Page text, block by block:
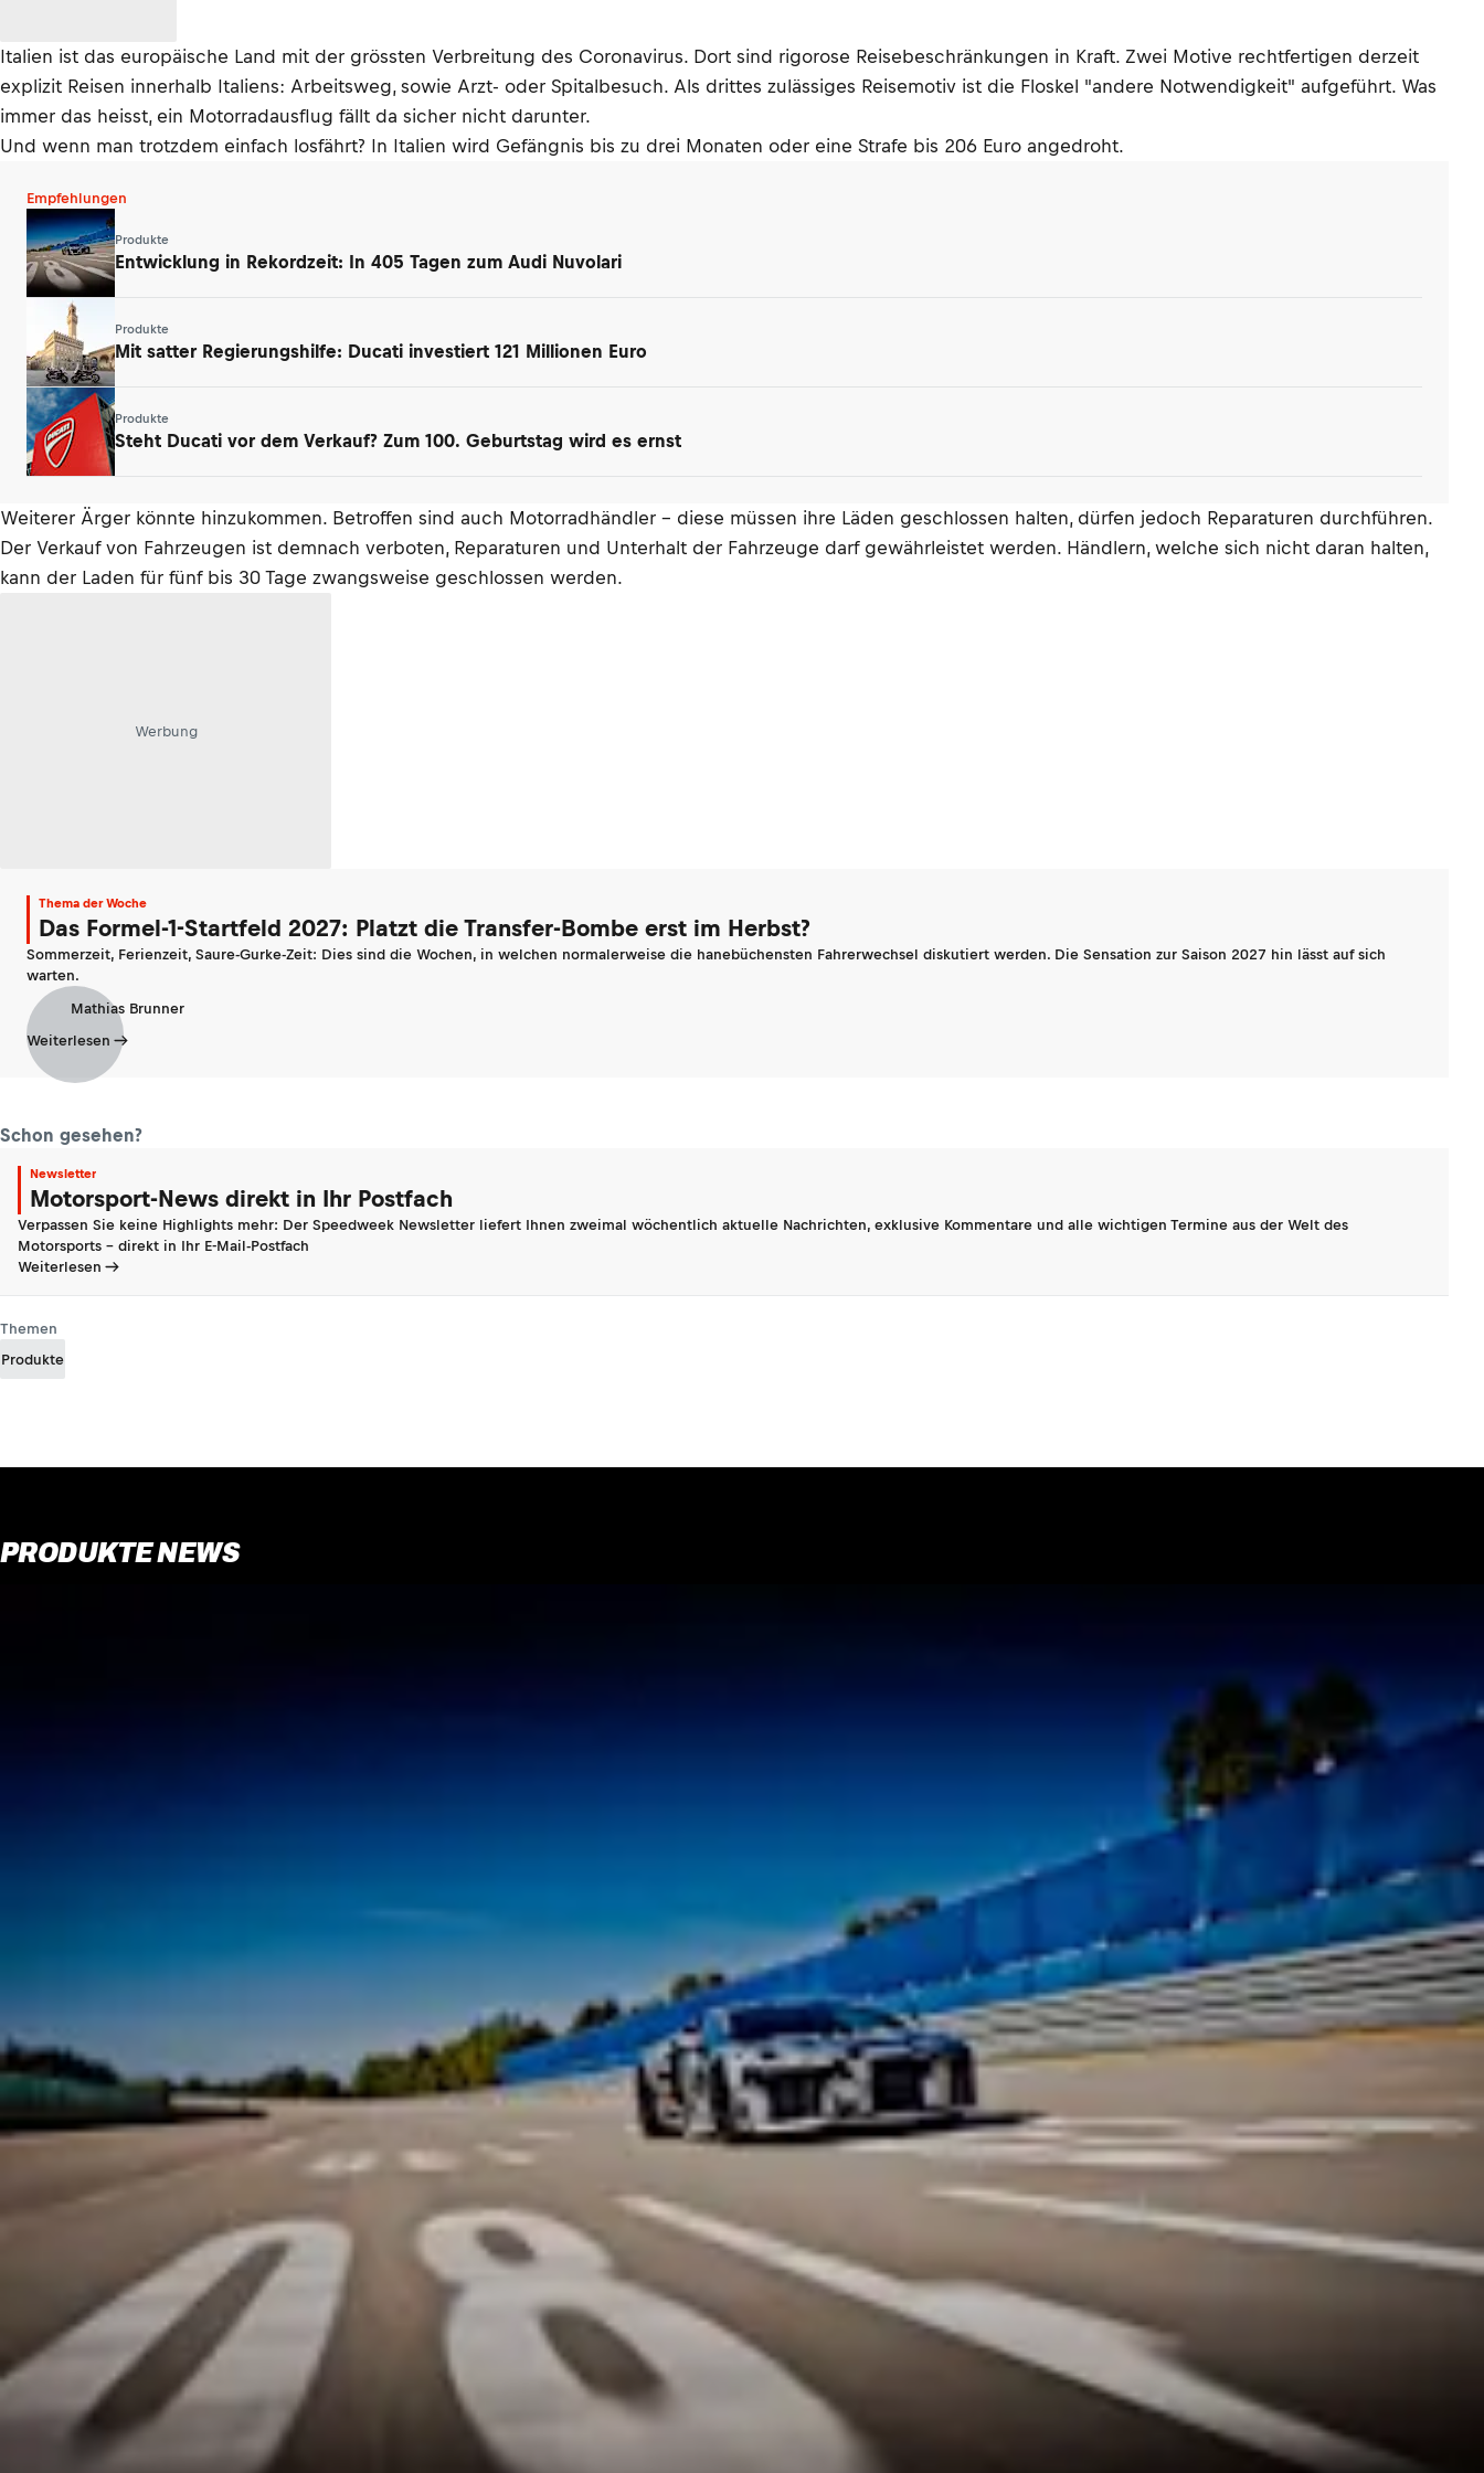
Italien ist das europäische Land mit der grössten Verbreitung des Coronavirus. Dort sind rigorose Reisebeschränkungen in Kraft. Zwei Motive rechtfertigen derzeit
explizit Reisen innerhalb Italiens: Arbeitsweg, sowie Arzt- oder Spitalbesuch. Als drittes zulässiges Reisemotiv ist die Floskel "andere Notwendigkeit" aufgeführt. Was
immer das heisst, ein Motorradausflug fällt da sicher nicht darunter.
Und wenn man trotzdem einfach losfährt? In Italien wird Gefängnis bis zu drei Monaten oder eine Strafe bis 206 Euro angedroht.
Empfehlungen
Produkte
Entwicklung in Rekordzeit: In 405 Tagen zum Audi Nuvolari
Produkte
Mit satter Regierungshilfe: Ducati investiert 121 Millionen Euro
Produkte
Steht Ducati vor dem Verkauf? Zum 100. Geburtstag wird es ernst
Weiterer Ärger könnte hinzukommen. Betroffen sind auch Motorradhändler – diese müssen ihre Läden geschlossen halten, dürfen jedoch Reparaturen durchführen.
Der Verkauf von Fahrzeugen ist demnach verboten, Reparaturen und Unterhalt der Fahrzeuge darf gewährleistet werden. Händlern, welche sich nicht daran halten,
kann der Laden für fünf bis 30 Tage zwangsweise geschlossen werden.
Werbung
Thema der Woche
Das Formel-1-Startfeld 2027: Platzt die Transfer-Bombe erst im Herbst?
Sommerzeit, Ferienzeit, Saure-Gurke-Zeit: Dies sind die Wochen, in welchen normalerweise die hanebüchensten Fahrerwechsel diskutiert werden. Die Sensation zur Saison 2027 hin lässt auf sich
warten.
Mathias Brunner
Weiterlesen
Schon gesehen?
Newsletter
Motorsport-News direkt in Ihr Postfach
Verpassen Sie keine Highlights mehr: Der Speedweek Newsletter liefert Ihnen zweimal wöchentlich aktuelle Nachrichten, exklusive Kommentare und alle wichtigen Termine aus der Welt des
Motorsports - direkt in Ihr E-Mail-Postfach
Weiterlesen
Themen
Produkte
PRODUKTE NEWS